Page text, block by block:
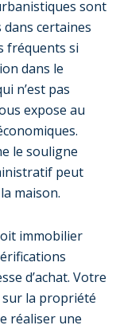
sont
certaines
fréquents si
dans le
n’est pas
expose au
le souligne
peut
maison.
immobilier
d’achat. Votre
la propriété
réaliser une